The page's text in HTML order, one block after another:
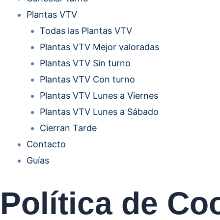
Plantas VTV
Todas las Plantas VTV
Plantas VTV Mejor valoradas
Plantas VTV Sin turno
Plantas VTV Con turno
Plantas VTV Lunes a Viernes
Plantas VTV Lunes a Sábado
Cierran Tarde
Contacto
Guías
Política de